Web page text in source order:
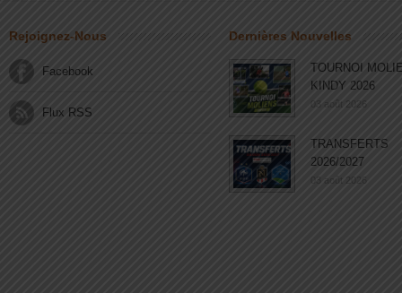
Rejoignez-Nous
Facebook
Flux RSS
Dernières Nouvelles
TOURNOI
KINDY 2026
03 août 2026
TRANSFERTS
2026/2027
03 août 2026